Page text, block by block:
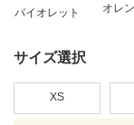
バイオレット オレ
サイズ選択
XS